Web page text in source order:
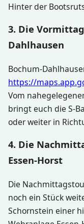
Hinter der
3. Die
Dahlhausen
Bochum-
https://
Vom
bringt euch die S-
oder weiter in
4. Die
Essen-Horst
Die
noch ein Stück
Schornstein einer